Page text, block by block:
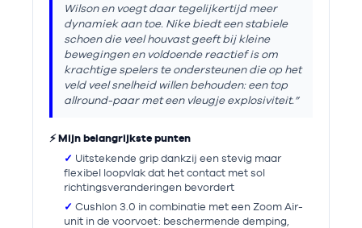
Wilson en voegt daar tegelijkertijd meer
dynamiek aan toe. Nike biedt een stabiele
schoen die veel houvast geeft bij kleine
bewegingen en voldoende reactief is om
krachtige spelers te ondersteunen die op het
veld veel snelheid willen behouden: een top
allround-paar met een vleugje explosiviteit.”
⚡ Mijn belangrijkste punten
✓ Uitstekende grip dankzij een stevig maar
flexibel loopvlak dat het contact met sol
richtingsveranderingen bevordert
✓ Cushlon 3.0 in combinatie met een Zoom Air-
unit in de voorvoet: beschermende demping,